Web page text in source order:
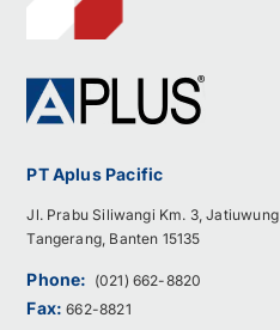
PT Aplus Pacific
Jl. Prabu Siliwangi Km. 3, Jatiuwung
Tangerang, Banten 15135
Phone: (021) 662-8820
Fax:662-8821